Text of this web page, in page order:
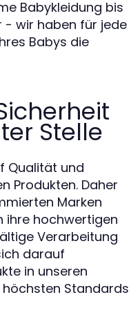
Babykleidung bis
- wir haben für jede
Babys die
Stelle
Qualität und
Produkten. Daher
Marken
ihre hochwertigen
Verarbeitung
darauf
in unseren
Standards